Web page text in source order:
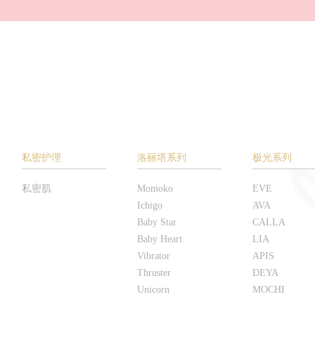
私密护理
私密肌
洛丽塔系列
Momoko
Ichigo
Baby Star
Baby Heart
Vibrator
Thruster
Unicorn
极光系列
EVE
AVA
CALLA
LIA
APIS
DEYA
MOCHI